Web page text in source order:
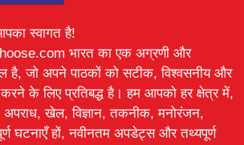
स्वागत है!
भारत का एक अग्रणी और
है, जो अपने पाठकों को सटीक, विश्वसनीय और
करने के लिए प्रतिबद्ध है। हम आपको हर क्षेत्र में,
अपराध, खेल, विज्ञान, तकनीक, मनोरंजन,
घटनाएँ हों, नवीनतम अपडेट्स और तथ्यपूर्ण